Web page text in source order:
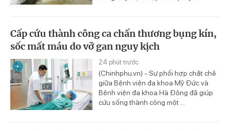
Cấp cứu thành công ca chấn thương bụng kín,
sốc mất máu do vỡ gan nguy kịch
24 phút trước
(Chinhphu.vn) - Sự phối hợp chặt chẽ
giữa Bệnh viện đa khoa Mỹ Đức và
Bệnh viện đa khoa Hà Đông đã giúp
cứu sống thành công một ...